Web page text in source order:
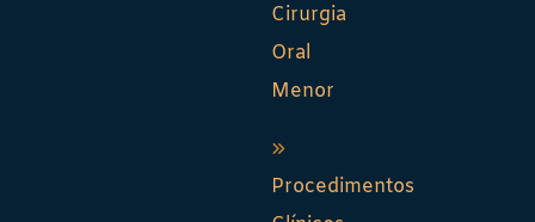
Cirurgia
Oral
Menor
Procedimentos